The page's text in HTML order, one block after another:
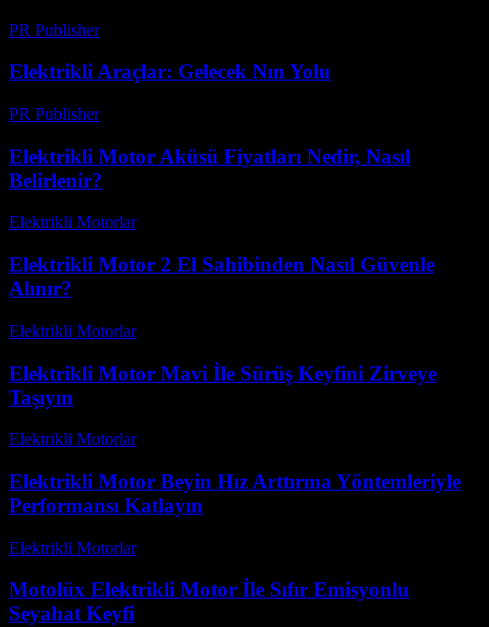
PR Publisher-
Elektrikli Araçlar: Gelecek Nın Yolu
PR Publisher-
Elektrikli Motor Aküsü Fiyatları Nedir, Nasıl
Belirlenir?
Elektrikli Motorlar-
Elektrikli Motor 2 El Sahibinden Nasıl Güvenle
Alınır?
Elektrikli Motorlar-
Elektrikli Motor Mavi İle Sürüş Keyfini Zirveye
Taşıyın
Elektrikli Motorlar-
Elektrikli Motor Beyin Hız Arttırma Yöntemleriyle
Performansı Katlayın
Elektrikli Motorlar-
Motolüx Elektrikli Motor İle Sıfır Emisyonlu
Seyahat Keyfi